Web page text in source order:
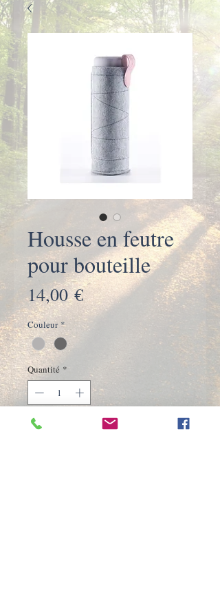
Housse en feutre
pour bouteille
14,00 €Prix
Couleur *
Quantité *
Ajouter au panier